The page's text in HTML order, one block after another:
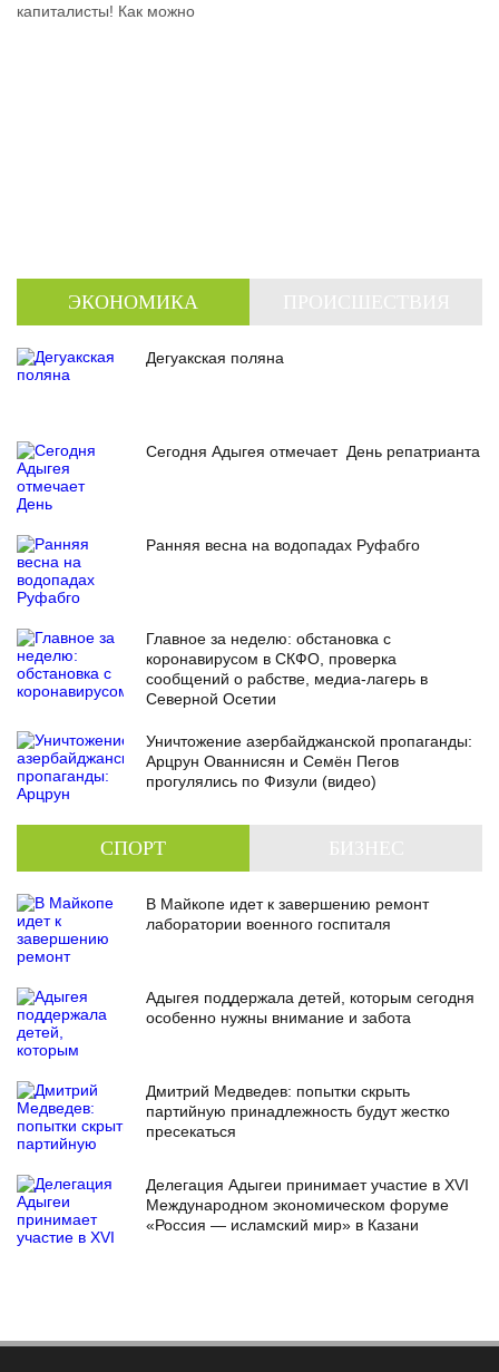
капиталисты! Как можно
ЭКОНОМИКА
Дегуакская поляна
Сегодня Адыгея отмечает День репатрианта
Ранняя весна на водопадах Руфабго
Главное за неделю: обстановка с
коронавирусом в СКФО, проверка
сообщений о рабстве, медиа-лагерь в
Северной Осетии
Уничтожение азербайджанской пропаганды:
Арцрун Ованнисян и Семён Пегов
прогулялись по Физули (видео)
СПОРТ
В Майкопе идет к завершению ремонт
лаборатории военного госпиталя
Адыгея поддержала детей, которым сегодня
особенно нужны внимание и забота
Дмитрий Медведев: попытки скрыть
партийную принадлежность будут жестко
пресекаться
Делегация Адыгеи принимает участие в XVI
Международном экономическом форуме
«Россия — исламский мир» в Казани